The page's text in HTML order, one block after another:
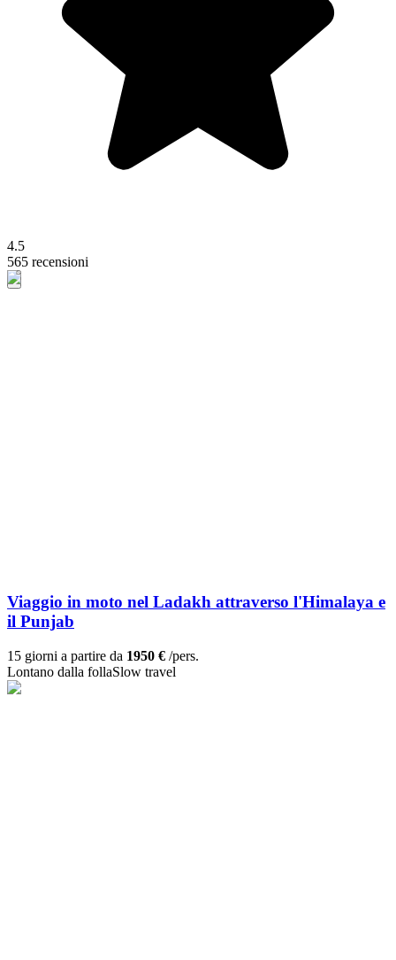
4.5
565 recensioni
Viaggio in moto nel Ladakh attraverso l'Himalaya e
il Punjab
15 giorni a partire da 1950 € /pers.
Lontano dalla follaSlow travel